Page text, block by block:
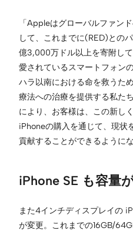
「Appleはグローバルファン
して、これまでに(RED)との
億3,000万ドル以上を寄附し
愛されているスマートフォン
ハラ以南における命を救うた
療法への治療を提供する私た
により、お客様は、この新し
iPhoneの購入を通じて、現状
貢献することができるように
iPhone SE も容量
また4インチディスプレイの
が変更。これまでの16GB/